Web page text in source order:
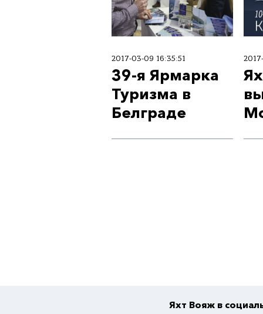
2017-03-09 16:35:51
39-я Ярмарка
Туризма в
Белграде
Яхт Вояж в